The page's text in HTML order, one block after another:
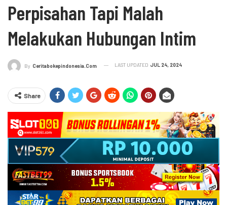
Perpisahan Tapi Malah
Melakukan Hubungan Intim
By Ceritabokepindonesia.com LAST UPDATED JUL 24, 2024
Share